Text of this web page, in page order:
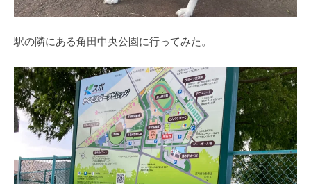
駅の隣にある角田中央公園に行ってみた。